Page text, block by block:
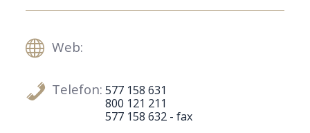
Web:
Telefon: 577 158 631
800 121 211
577 158 632 - fax